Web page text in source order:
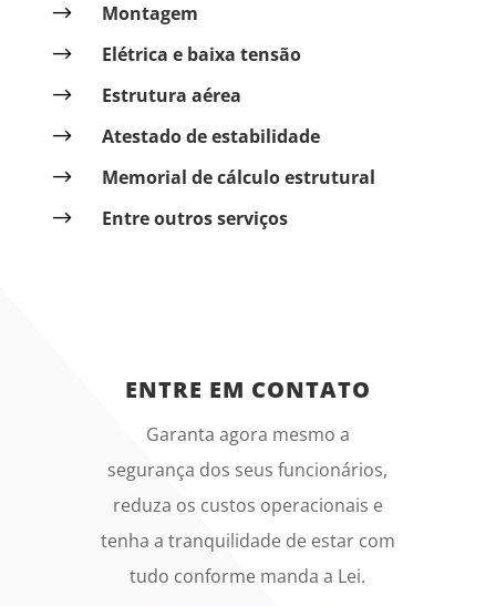
$
Montagem
$
Elétrica e baixa tensão
$
Estrutura aérea
$
Atestado de estabilidade
$
Memorial de cálculo estrutural
$
Entre outros serviços
ENTRE EM CONTATO
Garanta agora mesmo a
segurança dos seus funcionários,
reduza os custos operacionais e
tenha a tranquilidade de estar com
tudo conforme manda a Lei.